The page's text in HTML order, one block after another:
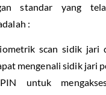
standar yang
:
scan sidik jari
mengenali sidik jari
untuk